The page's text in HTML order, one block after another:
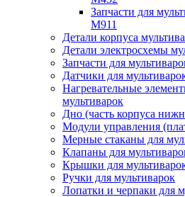
Запчасти для
M911
Детали корпуса
Детали электросхемы
Запчасти для
Датчики для
Нагревательные
мультиварок
Дно (часть корпуса
Модули управления
Мерные стаканы для
Клапаны для
Крышки для
Ручки для мультиварок
Лопатки и черпаки для